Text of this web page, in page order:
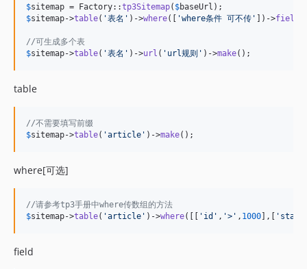
$sitemap = Factory::tp3Sitemap( $baseUrl
$sitemap->table( '表名 ' )->where([ 'where条件 可不传 ' ])->field
//可生成多个表
$sitemap->table( '表名 ' )->url ( ' url规则 ' )->make();
table
//不需要填写前缀
$sitemap->table( 'article ' )->make();
where[可选]
//请参考tp3手册中where传数组的方法
$sitemap->table( 'article ' )->where([[ ' id ' , '> ' , 1000],[ ' state
field